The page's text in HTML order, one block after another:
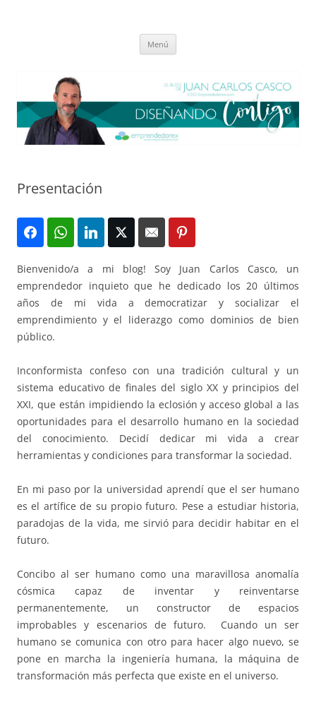
Menú
Presentación
Bienvenido/a a mi blog! Soy Juan Carlos Casco, un
emprendedor inquieto que he dedicado los 20 últimos
años de mi vida a democratizar y socializar el
emprendimiento y el liderazgo como dominios de bien
público.
Inconformista confeso con una tradición cultural y un
sistema educativo de finales del siglo XX y principios del
XXI, que están impidiendo la eclosión y acceso global a las
oportunidades para el desarrollo humano en la sociedad
del conocimiento. Decidí dedicar mi vida a crear
herramientas y condiciones para transformar la sociedad.
En mi paso por la universidad aprendí que el ser humano
es el artífice de su propio futuro. Pese a estudiar historia,
paradojas de la vida, me sirvió para decidir habitar en el
futuro.
Concibo al ser humano como una maravillosa anomalía
cósmica capaz de inventar y reinventarse
permanentemente, un constructor de espacios
improbables y escenarios de futuro. Cuando un ser
humano se comunica con otro para hacer algo nuevo, se
pone en marcha la ingeniería humana, la máquina de
transformación más perfecta que existe en el universo.